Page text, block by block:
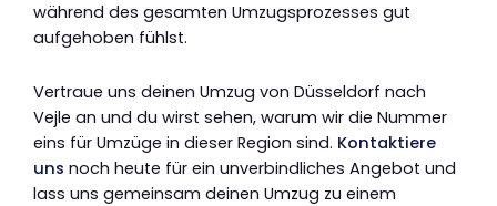
während des gesamten Umzugsprozesses gut
aufgehoben fühlst.
Vertraue uns deinen Umzug von Düsseldorf nach
Vejle an und du wirst sehen, warum wir die Nummer
eins für Umzüge in dieser Region sind. Kontaktiere
uns noch heute für ein unverbindliches Angebot und
lass uns gemeinsam deinen Umzug zu einem